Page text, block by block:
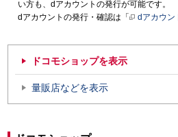
い方も、dアカウントの発行が可能です。
dアカウントの発行・確認は「
dアカウン
ドコモショップを表示
量販店などを表示